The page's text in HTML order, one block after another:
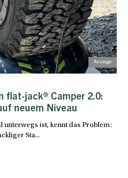
flat-jack® Camper 2.0:
neuem Niveau
unterwegs ist, kennt das Problem:
Sta...